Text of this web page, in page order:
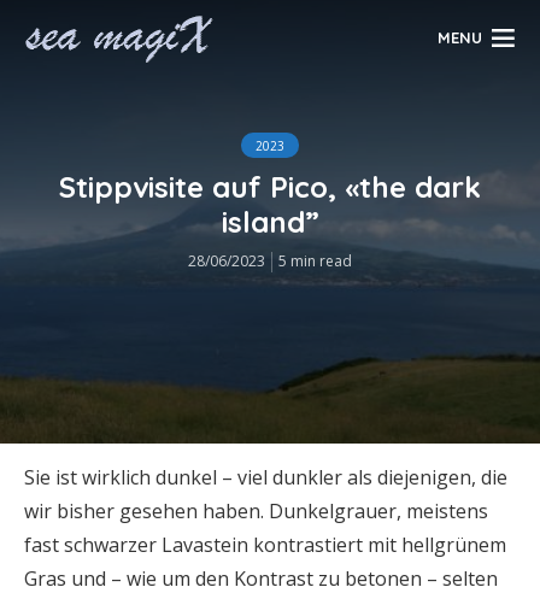
MENU
2023
Stippvisite auf Pico, «the dark
island”
28/06/2023 5 min read
Sie ist wirklich dunkel – viel dunkler als diejenigen, die
wir bisher gesehen haben. Dunkelgrauer, meistens
fast schwarzer Lavastein kontrastiert mit hellgrünem
Gras und – wie um den Kontrast zu betonen – selten